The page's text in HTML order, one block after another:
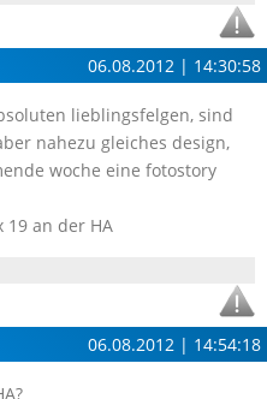
06.08.2012 | 14:30:58
lieblingsfelgen, sind
nahezu gleiches design,
woche eine fotostory
19 an der HA
06.08.2012 | 14:54:18